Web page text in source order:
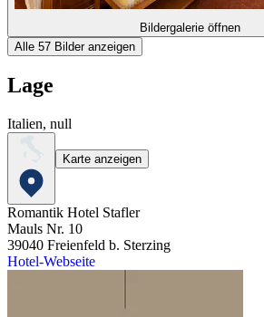
Bildergalerie öffnen
Alle 57 Bilder anzeigen
Lage
Italien, null
Karte anzeigen
Romantik Hotel Stafler
Mauls Nr. 10
39040 Freienfeld b. Sterzing
Hotel-Webseite